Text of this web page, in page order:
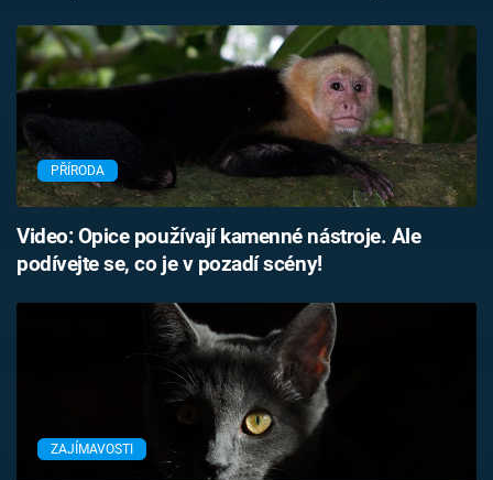
PŘÍRODA
Video: Opice používají kamenné nástroje. Ale
podívejte se, co je v pozadí scény!
ZAJÍMAVOSTI